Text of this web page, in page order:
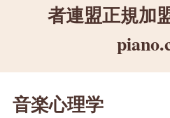
者連盟正規加
音楽心理学